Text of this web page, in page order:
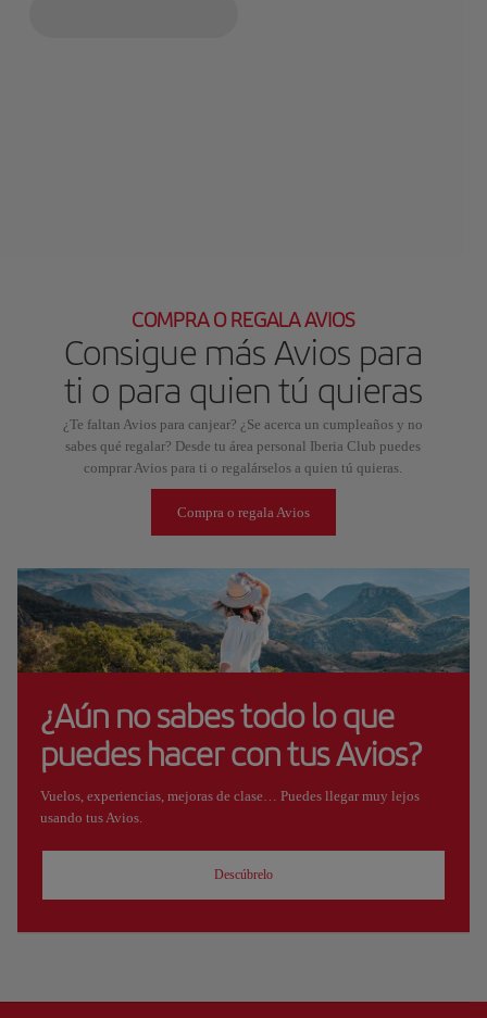
COMPRA O REGALA AVIOS
Consigue más Avios para
ti o para quien tú quieras
¿Te faltan Avios para canjear? ¿Se acerca un cumpleaños y no
sabes qué regalar? Desde tu área personal Iberia Club puedes
comprar Avios para ti o regalárselos a quien tú quieras.
Compra o regala Avios
¿Aún no sabes todo lo que
puedes hacer con tus Avios?
Vuelos, experiencias, mejoras de clase… Puedes llegar muy lejos
usando tus Avios.
Descúbrelo